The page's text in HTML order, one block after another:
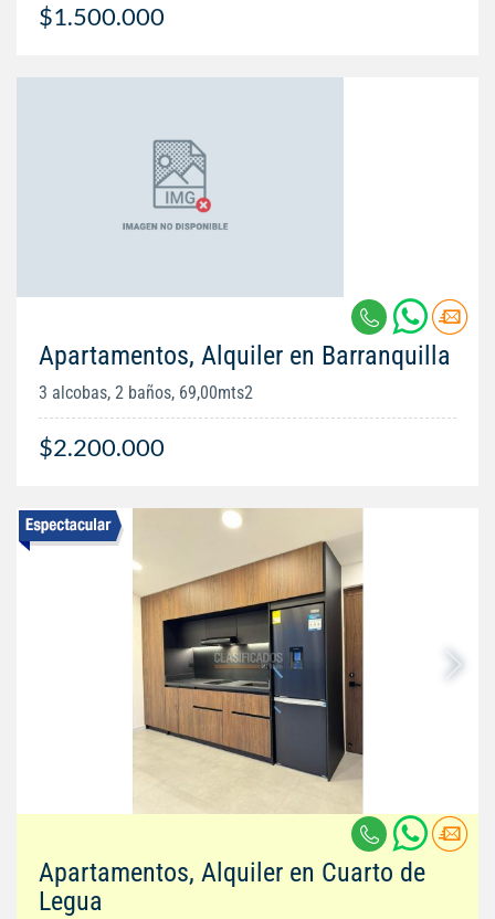
$1.500.000
Apartamentos, Alquiler en Barranquilla
3 alcobas, 2 baños, 69,00mts2
$2.200.000
Apartamentos, Alquiler en Cuarto de
Legua